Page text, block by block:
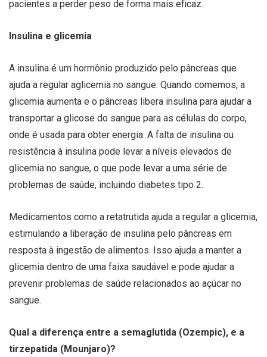
pacientes a perder peso de forma mais eficaz.
Insulina e glicemia
A insulina é um hormônio produzido pelo pâncreas que
ajuda a regular aglicemia no sangue. Quando comemos, a
glicemia aumenta e o pâncreas libera insulina para ajudar a
transportar a glicose do sangue para as células do corpo,
onde é usada para obter energia. A falta de insulina ou
resistência à insulina pode levar a níveis elevados de
glicemia no sangue, o que pode levar a uma série de
problemas de saúde, incluindo diabetes tipo 2.
Medicamentos como a retatrutida ajuda a regular a glicemia,
estimulando a liberação de insulina pelo pâncreas em
resposta à ingestão de alimentos. Isso ajuda a manter a
glicemia dentro de uma faixa saudável e pode ajudar a
prevenir problemas de saúde relacionados ao açúcar no
sangue.
Qual a diferença entre a semaglutida (Ozempic), e a
tirzepatida (Mounjaro)?